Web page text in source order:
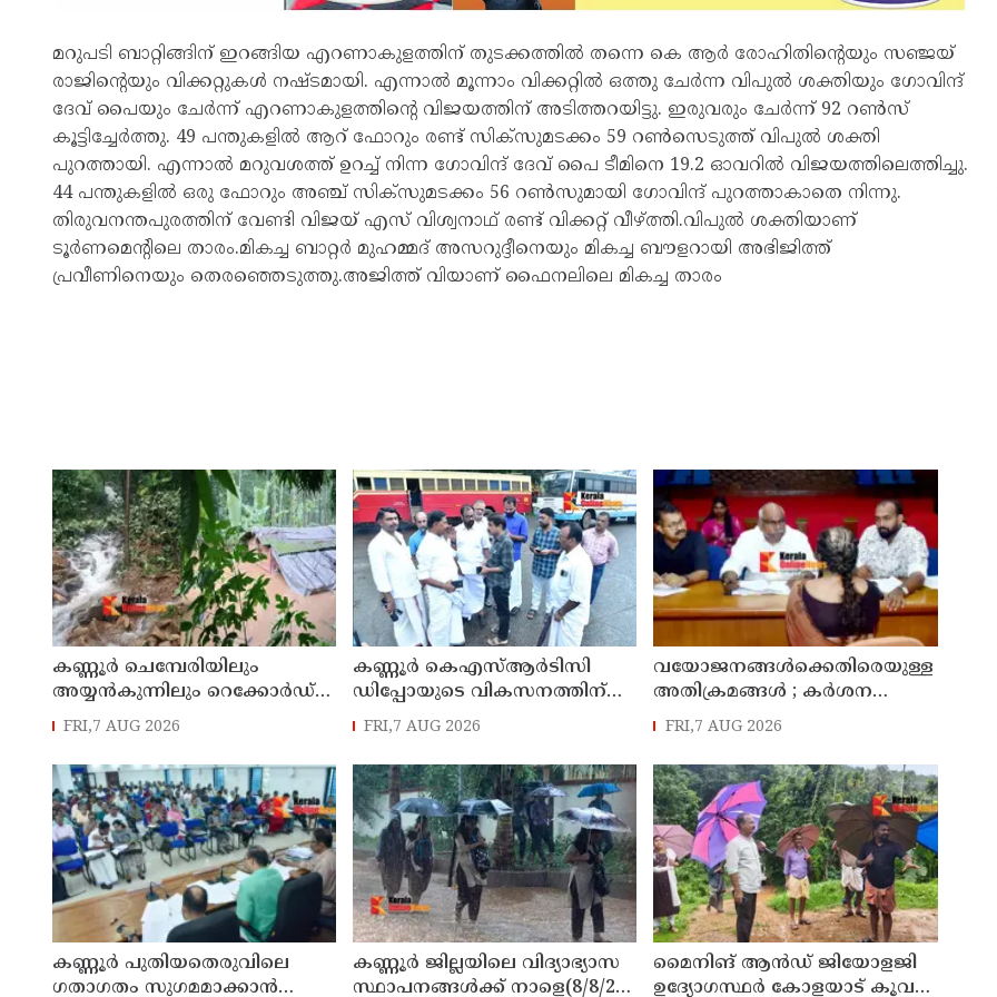
മറുപടി ബാറ്റിങ്ങിന് ഇറങ്ങിയ എറണാകുളത്തിന് തുടക്കത്തിൽ തന്നെ കെ ആർ രോഹിതിന്റെയും സഞ്ജയ്
രാജിന്റെയും വിക്കറ്റുകൾ നഷ്ടമായി. എന്നാൽ മൂന്നാം വിക്കറ്റിൽ ഒത്തു ചേർന്ന വിപുൽ ശക്തിയും ഗോവിന്ദ്
ദേവ് പൈയും ചേർന്ന് എറണാകുളത്തിന്റെ വിജയത്തിന് അടിത്തറയിട്ടു. ഇരുവരും ചേർന്ന് 92 റൺസ്
കൂട്ടിച്ചേർത്തു. 49 പന്തുകളിൽ ആറ് ഫോറും രണ്ട് സിക്സുമടക്കം 59 റൺസെടുത്ത് വിപുൽ ശക്തി
പുറത്തായി. എന്നാൽ മറുവശത്ത് ഉറച്ച് നിന്ന ഗോവിന്ദ് ദേവ് പൈ ടീമിനെ 19.2 ഓവറിൽ വിജയത്തിലെത്തിച്ചു.
44 പന്തുകളിൽ ഒരു ഫോറും അഞ്ച് സിക്സുമടക്കം 56 റൺസുമായി ഗോവിന്ദ് പുറത്താകാതെ നിന്നു.
തിരുവനന്തപുരത്തിന് വേണ്ടി വിജയ് എസ് വിശ്വനാഥ് രണ്ട് വിക്കറ്റ് വീഴ്ത്തി.വിപുൽ ശക്തിയാണ്
ടൂർണമെന്റിലെ താരം.മികച്ച ബാറ്റർ മുഹമ്മദ് അസറുദ്ദീനെയും മികച്ച ബൗളറായി അഭിജിത്ത്
പ്രവീണിനെയും തെരഞ്ഞെടുത്തു.അജിത്ത് വിയാണ് ഫൈനലിലെ മികച്ച താരം
കണ്ണൂർ ചെമ്പേരിയിലും
അയ്യൻകുന്നിലും റെക്കോർഡ്
മഴ ; ഉദയഗിരിയിൽ നേരിയ
ക്യാമ്പിലേക്ക് മാറ്റി
FRI,7 AUG 2026
കണ്ണൂർ കെഎസ്ആർടിസി
ഡിപ്പോയുടെ വികസനത്തിന്
മാസ്റ്റർ പ്ലാൻ തയ്യാറാക്കി
എം എൽ എ
FRI,7 AUG 2026
വയോജനങ്ങൾക്കെതിരെയുള്ള
അതിക്രമങ്ങൾ ; കർശന
നടപടി സ്വീകരിക്കുമെന്ന്
FRI,7 AUG 2026
കണ്ണൂർ പുതിയതെരുവിലെ
ഗതാഗതം സുഗമമാക്കാന്‍
കണ്ണൂർ ജില്ലയിലെ വിദ്യാഭ്യാസ
സ്ഥാപനങ്ങള്‍ക്ക് നാളെ(8/8/26)
മൈനിങ് ആൻഡ്​ ജിയോളജി
ഉദ്യോഗസ്ഥർ കോളയാട് കൂവ